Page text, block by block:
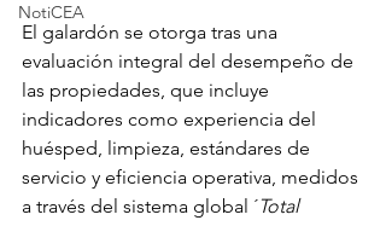
NotiCEA
El galardón se otorga tras una
evaluación integral del desempeño de
las propiedades, que incluye
indicadores como experiencia del
huésped, limpieza, estándares de
servicio y eficiencia operativa, medidos
a través del sistema global ´Total